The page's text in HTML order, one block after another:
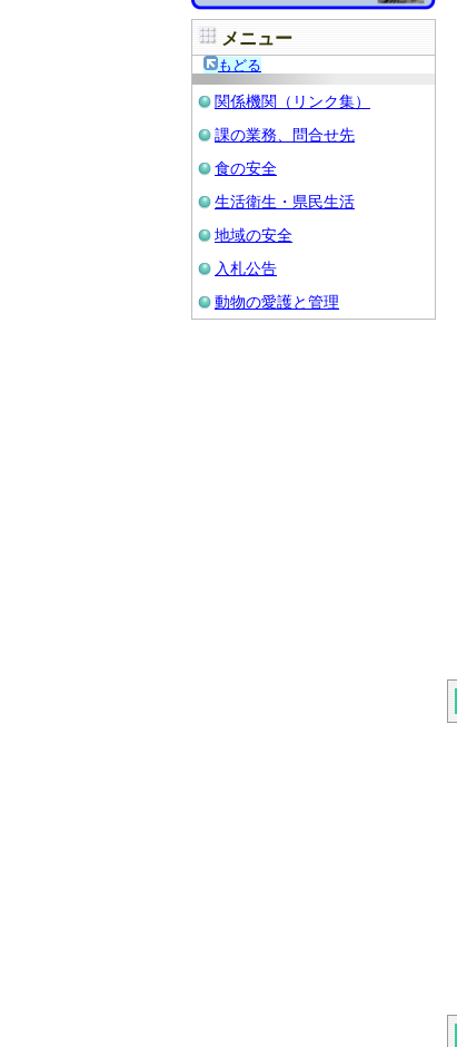
メニュー
もどる
関係機関（リンク集）
課の業務、問合せ先
食の安全
生活衛生・県民生活
地域の安全
入札公告
動物の愛護と管理